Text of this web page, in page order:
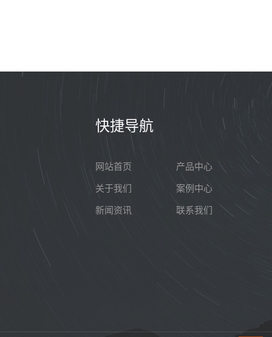
快捷导航
网站首页 产品中心
关于我们 案例中心
新闻资讯 联系我们